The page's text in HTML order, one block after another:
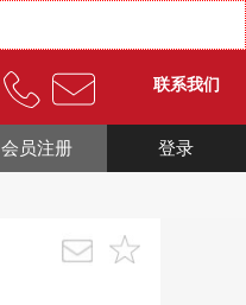
联系我们
登录
会员注册